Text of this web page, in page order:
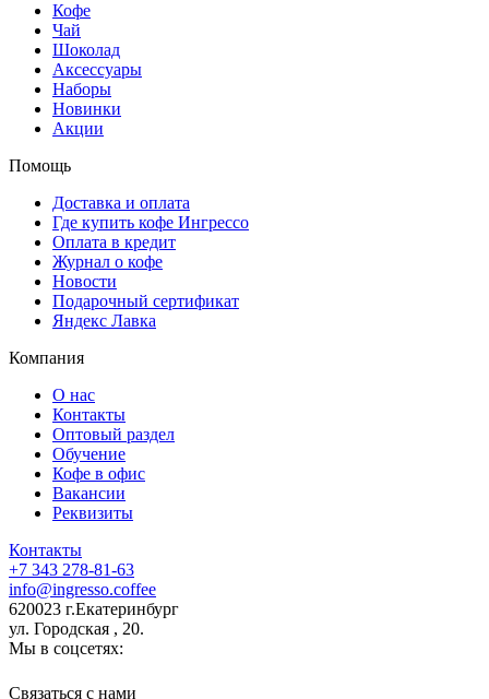
Кофе
Чай
Шоколад
Аксессуары
Наборы
Новинки
Акции
Помощь
Доставка и оплата
Где купить кофе Ингрессо
Оплата в кредит
Журнал о кофе
Новости
Подарочный сертификат
Яндекс Лавка
Компания
О нас
Контакты
Оптовый раздел
Обучение
Кофе в офис
Вакансии
Реквизиты
Контакты
+7 343 278-81-63
info@ingresso.coffee
620023 г.Екатеринбург
ул. Городская , 20.
Мы в соцсетях:
Связаться c нами